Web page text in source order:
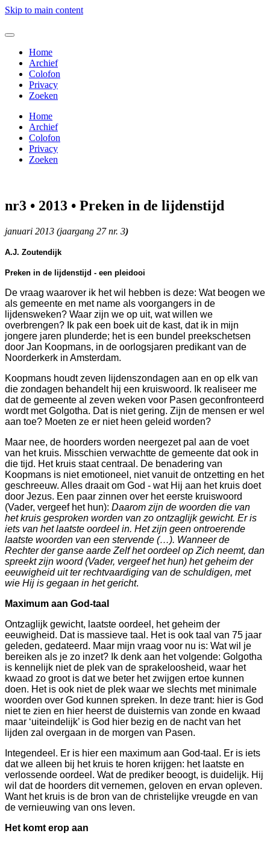
Skip to main content
Home
Archief
Colofon
Privacy
Zoeken
Home
Archief
Colofon
Privacy
Zoeken
nr3 • 2013 • Preken in de lijdenstijd
januari 2013 (jaargang 27 nr. 3)
A.J. Zoutendijk
Preken in de lijdenstijd - een pleidooi
De vraag waarover ik het wil hebben is deze: Wat beogen we
als gemeente en met name als voorgangers in de
lijdensweken? Waar zijn we op uit, wat willen we
overbrengen? Ik pak een boek uit de kast, dat ik in mijn
jongere jaren plunderde; het is een bundel preekschetsen
door Jan Koopmans, in de oorlogsjaren predikant van de
Noorderkerk in Amsterdam.
Koopmans houdt zeven lijdenszondagen aan en op elk van
die zondagen behandelt hij een kruiswoord. Ik realiseer me
dat de gemeente al zeven weken voor Pasen geconfronteerd
wordt met Golgotha. Dat is niet gering. Zijn de mensen er wel
aan toe? Moeten ze er niet heen geleid worden?
Maar nee, de hoorders worden neergezet pal aan de voet
van het kruis. Misschien verwachtte de gemeente dat ook in
die tijd. Het kruis staat centraal. De benadering van
Koopmans is niet emotioneel, niet vanuit de ontzetting en het
geschreeuw. Alles draait om God - wat Hij aan het kruis doet
door Jezus. Een paar zinnen over het eerste kruiswoord
(Vader, vergeef het hun): Daarom zijn de woorden die van
het kruis gesproken worden van zo ontzaglijk gewicht. Er is
iets van het laatste oordeel in. Het zijn geen ontroerende
laatste woorden van een stervende (…). Wanneer de
Rechter der ganse aarde Zelf het oordeel op Zich neemt, dan
spreekt zijn woord (Vader, vergeef het hun) het geheim der
eeuwigheid uit ter rechtvaardiging van de schuldigen, met
wie Hij is gegaan in het gericht.
Maximum aan God-taal
Ontzaglijk gewicht, laatste oordeel, het geheim der
eeuwigheid. Dat is massieve taal. Het is ook taal van 75 jaar
geleden, gedateerd. Maar mijn vraag voor nu is: Wat wil je
bereiken als je zo inzet? Ik denk aan het volgende: Golgotha
is kennelijk niet de plek van de sprakeloosheid, waar het
kwaad zo groot is dat we beter het zwijgen ertoe kunnen
doen. Het is ook niet de plek waar we slechts met minimale
woorden over God kunnen spreken. In deze trant: hier is God
niet te zien en hier heerst de duisternis van zonde en kwaad
maar ‘uiteindelijk’ is God hier bezig en de nacht van het
lijden zal overgaan in de morgen van Pasen.
Integendeel. Er is hier een maximum aan God-taal. Er is iets
dat we alleen bij het kruis te horen krijgen: het laatste en
verlossende oordeel. Wat de prediker beoogt, is duidelijk. Hij
wil dat de hoorders dit vernemen, geloven en ervan opleven.
Want het kruis is de bron van de christelijke vreugde en van
de vernieuwing van ons leven.
Het komt erop aan